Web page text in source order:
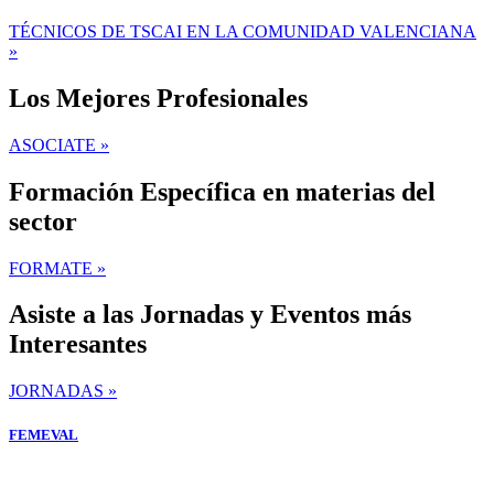
TÉCNICOS DE TSCAI EN LA COMUNIDAD VALENCIANA
»
Los Mejores Profesionales
ASOCIATE »
Formación Específica en materias del
sector
FORMATE »
Asiste a las Jornadas y Eventos más
Interesantes
JORNADAS »
FEMEVAL